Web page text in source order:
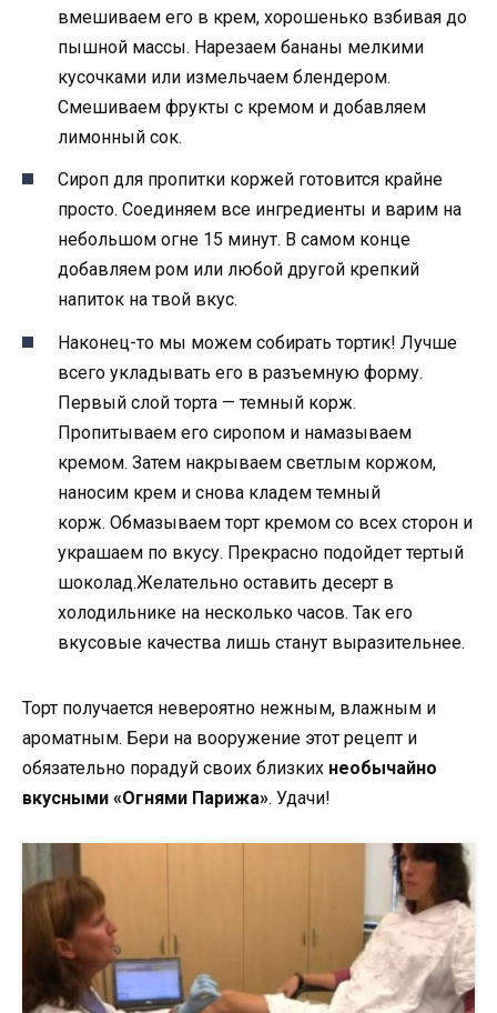
вмешиваем его в крем, хорошенько взбивая до
пышной массы. Нарезаем бананы мелкими
кусочками или измельчаем блендером.
Смешиваем фрукты с кремом и добавляем
лимонный сок.
Сироп для пропитки коржей готовится крайне
просто. Соединяем все ингредиенты и варим на
небольшом огне 15 минут. В самом конце
добавляем ром или любой другой крепкий
напиток на твой вкус.
Наконец-то мы можем собирать тортик! Лучше
всего укладывать его в разъемную форму.
Первый слой торта — темный корж.
Пропитываем его сиропом и намазываем
кремом. Затем накрываем светлым коржом,
наносим крем и снова кладем темный
корж. Обмазываем торт кремом со всех сторон и
украшаем по вкусу. Прекрасно подойдет тертый
шоколад.Желательно оставить десерт в
холодильнике на несколько часов. Так его
вкусовые качества лишь станут выразительнее.
Торт получается невероятно нежным, влажным и
ароматным. Бери на вооружение этот рецепт и
обязательно порадуй своих близких необычайно
вкусными «Огнями Парижа». Удачи!